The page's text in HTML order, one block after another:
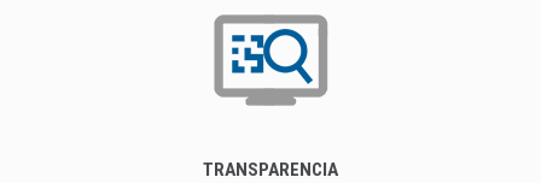
TRANSPARENCIA